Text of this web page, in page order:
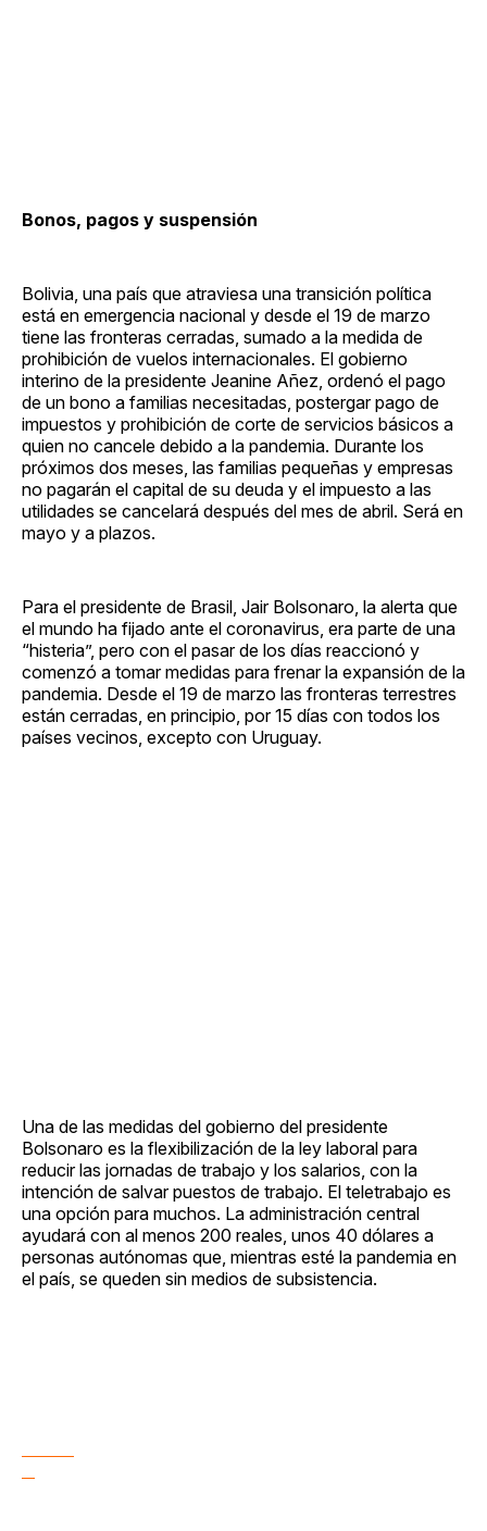
Bonos, pagos y suspensión
Bolivia, una país que atraviesa una transición política
está en emergencia nacional y desde el 19 de marzo
tiene las fronteras cerradas, sumado a la medida de
prohibición de vuelos internacionales. El gobierno
interino de la presidente Jeanine Añez, ordenó el pago
de un bono a familias necesitadas, postergar pago de
impuestos y prohibición de corte de servicios básicos a
quien no cancele debido a la pandemia. Durante los
próximos dos meses, las familias pequeñas y empresas
no pagarán el capital de su deuda y el impuesto a las
utilidades se cancelará después del mes de abril. Será en
mayo y a plazos.
Para el presidente de Brasil, Jair Bolsonaro, la alerta que
el mundo ha fijado ante el coronavirus, era parte de una
“histeria”, pero con el pasar de los días reaccionó y
comenzó a tomar medidas para frenar la expansión de la
pandemia. Desde el 19 de marzo las fronteras terrestres
están cerradas, en principio, por 15 días con todos los
países vecinos, excepto con Uruguay.
Una de las medidas del gobierno del presidente
Bolsonaro es la flexibilización de la ley laboral para
reducir las jornadas de trabajo y los salarios, con la
intención de salvar puestos de trabajo. El teletrabajo es
una opción para muchos. La administración central
ayudará con al menos 200 reales, unos 40 dólares a
personas autónomas que, mientras esté la pandemia en
el país, se queden sin medios de subsistencia.